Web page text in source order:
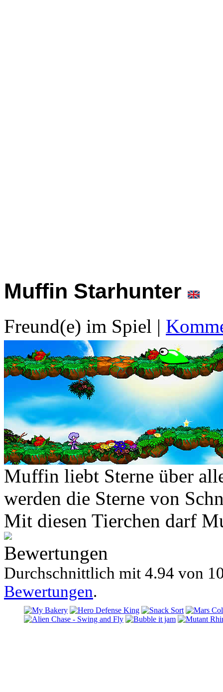
Muffin Starhunter
Freund(e) im Spiel |
Muffin liebt Sterne über
werden die Sterne von
Mit diesen Tierchen darf
Bewertungen
Durchschnittlich mit 4.94 von
Bewertungen.